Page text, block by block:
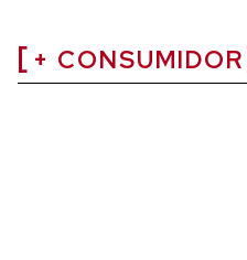
+ CONSUMIDOR